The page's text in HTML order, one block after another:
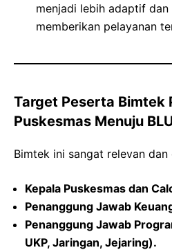
menjadi lebih adaptif
memberikan pelayanan
Target Peserta Bimtek
Puskesmas Menuju
Bimtek ini sangat relevan
Kepala Puskesmas dan
Penanggung Jawab
Penanggung Jawab
UKP, Jaringan, Jejaring).